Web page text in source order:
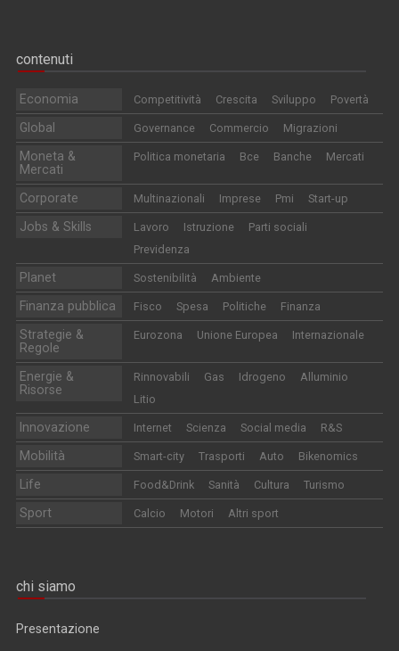
contenuti
Economia Competitività Crescita Sviluppo Povertà
Global Governance Commercio Migrazioni
Moneta &
Mercati
Politica monetaria Bce Banche Mercati
Corporate Multinazionali Imprese Pmi Start-up
Jobs & Skills Lavoro Istruzione
Parti sociali
Previdenza
Planet Sostenibilità Ambiente
Finanza pubblica Fisco Spesa Politiche Finanza
Strategie &
Regole
Eurozona Unione Europea Internazionale
Energie &
Risorse
Rinnovabili Gas Idrogeno
Alluminio
Litio
Innovazione Internet Scienza Social media R&S
Mobilità Smart-city Trasporti Auto Bikenomics
Life Food&Drink Sanità Cultura Turismo
Sport Calcio Motori Altri sport
chi siamo
Presentazione